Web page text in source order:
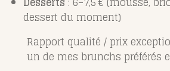
dessert du moment)
Rapport qualité / prix
un de mes brunchs préférés